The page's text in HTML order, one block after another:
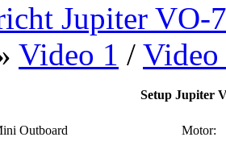
Jupiter VO-
Video 1 / Video
Setup Jupiter
Outboard
Motor: